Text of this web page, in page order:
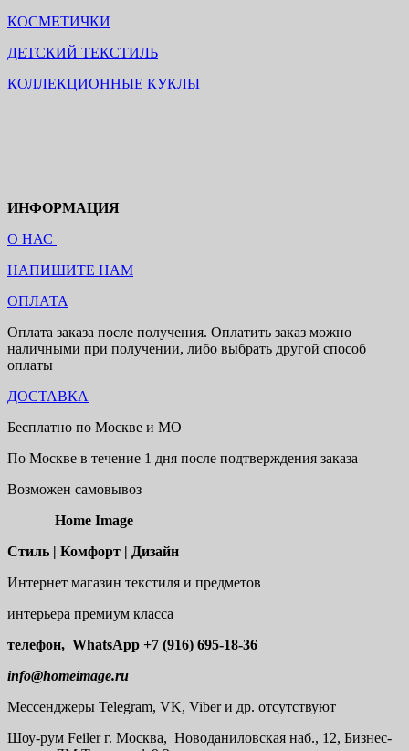
КОСМЕТИЧКИ
ДЕТСКИЙ ТЕКСТИЛЬ
КОЛЛЕКЦИОННЫЕ КУКЛЫ
ИНФОРМАЦИЯ
О НАС
НАПИШИТЕ НАМ
ОПЛАТА
Оплата заказа после получения. Оплатить заказ можно
наличными при получении, либо выбрать другой способ
оплаты
ДОСТАВКА
Бесплатно по Москве и МО
По Москве в течение 1 дня после подтверждения заказа
Возможен самовывоз
Home Image
Стиль | Комфорт | Дизайн
Интернет магазин текстиля и предметов
интерьера премиум класса
телефон, WhatsApp +7 (916) 695-18-36
info@homeimage.ru
Мессенджеры Telegram, VK, Viber и др. отсутствуют
Шоу-рум Feiler г. Москва, Новоданиловская наб., 12, Бизнес-